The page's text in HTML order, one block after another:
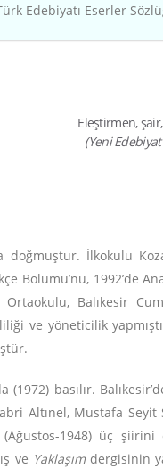
Edebiyatı Eserler
Eleştirmen,
(Yeni
doğmuştur. İlkokulu
Bölümü’nü, 1992’de
Ortaokulu, Balıkesir
ve yöneticilik
(1972) basılır.
Altınel, Mustafa
(Ağustos-1948) üç şiirini
ve Yaklaşımdergisinin